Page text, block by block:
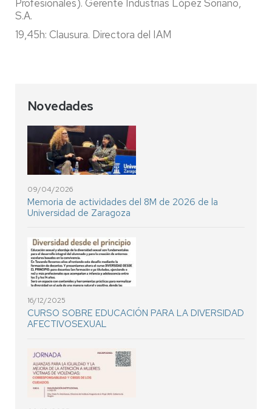
Profesionales). Gerente Industrias López Soriano,
S.A.
19,45h: Clausura. Directora del IAM
Novedades
09/04/2026
Memoria de actividades del 8M de 2026 de la
Universidad de Zaragoza
16/12/2025
CURSO SOBRE EDUCACIÓN PARA LA DIVERSIDAD
AFECTIVOSEXUAL